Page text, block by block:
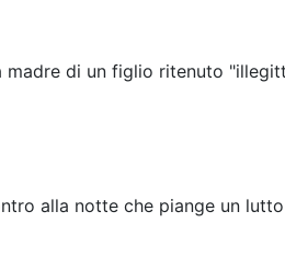
di un figlio ritenuto
alla notte che piange un